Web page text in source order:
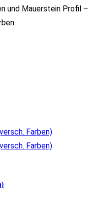
und Mauerstein Profil –